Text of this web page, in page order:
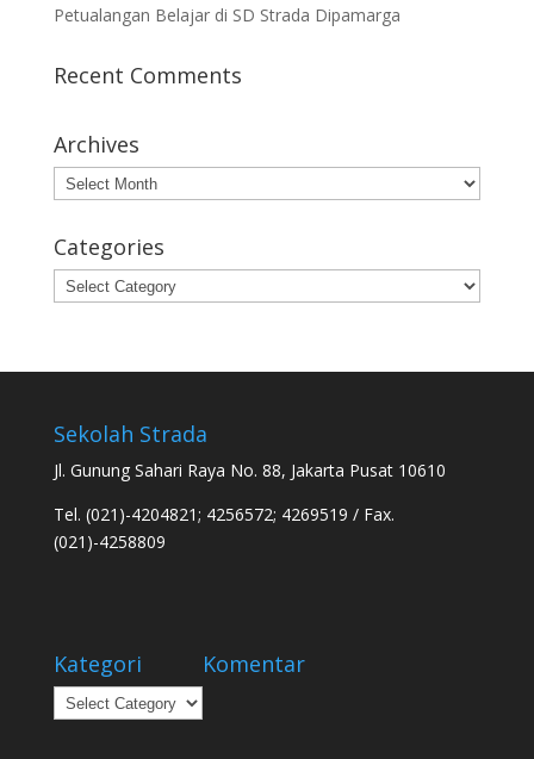
Petualangan Belajar di SD Strada Dipamarga
Recent Comments
Archives
Archives
Categories
Categories
Sekolah Strada
Jl. Gunung Sahari Raya No. 88, Jakarta Pusat 10610
Tel. (021)-4204821; 4256572; 4269519 / Fax.
(021)-4258809
Kategori
Kategori
Komentar